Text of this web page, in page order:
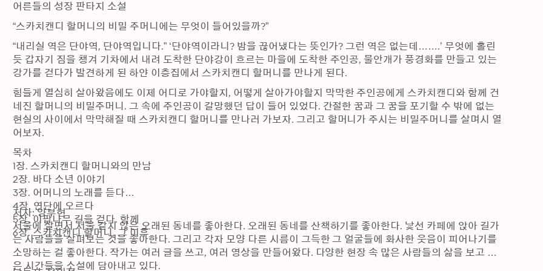
어른들의 성장 판타지 소설
“스카치캔디 할머니의 비밀 주머니에는 무엇이 들어있을까?”
“내리실 역은 단야역, 단야역입니다.” ‘단야역이라니? 밤을 끊어냈다는 뜻인가? 그런 역은 없는데…….’ 무엇에 홀린
듯 갑자기 짐을 챙겨 기차에서 내려 도착한 단야강이 흐르는 마을에 도착한 주인공, 물안개가 풍경화를 만들고 있는
강가를 걷다가 발견하게 된 하얀 이층집에서 스카치캔디 할머니를 만나게 된다.
힘들게 열심히 살아왔음에도 이제 어디로 가야할지, 어떻게 살아가야할지 막막한 주인공에게 스카치캔디와 함께 건
네진 할머니의 비밀주머니. 그 속에 주인공이 갈망했던 답이 들어 있었다. 간절한 꿈과 그 꿈을 포기할 수 밖에 없는
현실의 사이에서 막막해질 때 스카치캔디 할머니를 만나러 가보자. 그리고 할머니가 주시는 비밀주머니를 살며시 열
어보자.
목차
1장. 스카치캔디 할머니와의 만남
2장. 바다 소년 이야기
3장. 어머니의 노래를 듣다
4장. 연단에 오르다
5장. 이팝나무 길을 걷다. 함께
6장. 스카치캔디 할머니, 그 이후
저자: 양부현
서울에 살면서 서울 같지 않은 오래된 동네를 좋아한다. 오래된 동네를 산책하기를 좋아한다. 낯선 카페에 앉아 길가
는 사람들을 살펴보는 것을 좋아한다. 그리고 각자 모양 다른 시름이 그득한 그 얼굴들에 화사한 웃음이 피어나기를
소망하는 걸 좋아한다. 작가는 여러 글을 쓰고, 여러 영상을 만들어왔다. 다양한 현장 속 많은 사람들의 삶을 보고 겪
은 시간들을 소설에 담아내고 있다.